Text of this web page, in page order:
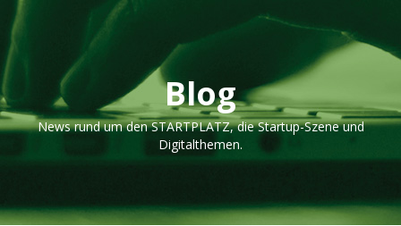
Blog
News rund um den STARTPLATZ, die Startup-Szene und
Digitalthemen.